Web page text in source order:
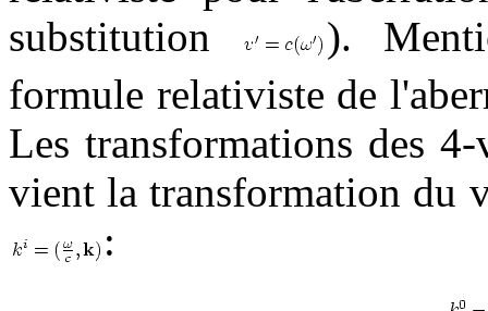
substitution
).
formule relativiste de
Les transformations des
vient la transformation du
: